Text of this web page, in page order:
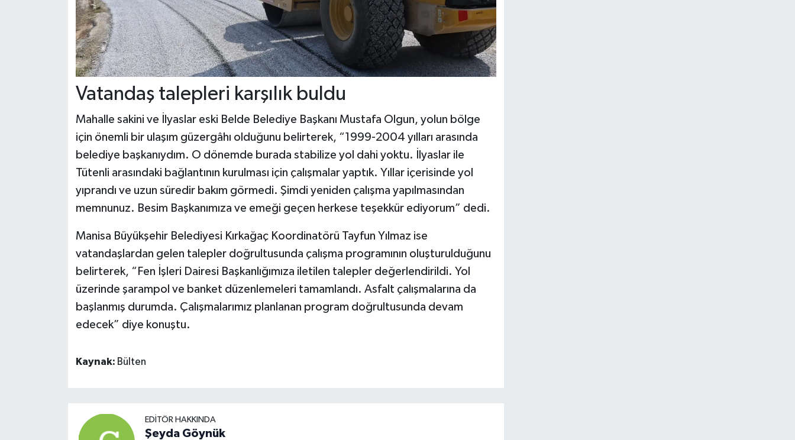
Vatandaş talepleri karşılık buldu
Mahalle sakini ve İlyaslar eski Belde Belediye Başkanı Mustafa Olgun, yolun bölge
için önemli bir ulaşım güzergâhı olduğunu belirterek, “1999-2004 yılları arasında
belediye başkanıydım. O dönemde burada stabilize yol dahi yoktu. İlyaslar ile
Tütenli arasındaki bağlantının kurulması için çalışmalar yaptık. Yıllar içerisinde yol
yıprandı ve uzun süredir bakım görmedi. Şimdi yeniden çalışma yapılmasından
memnunuz. Besim Başkanımıza ve emeği geçen herkese teşekkür ediyorum” dedi.
Manisa Büyükşehir Belediyesi Kırkağaç Koordinatörü Tayfun Yılmaz ise
vatandaşlardan gelen talepler doğrultusunda çalışma programının oluşturulduğunu
belirterek, “Fen İşleri Dairesi Başkanlığımıza iletilen talepler değerlendirildi. Yol
üzerinde şarampol ve banket düzenlemeleri tamamlandı. Asfalt çalışmalarına da
başlanmış durumda. Çalışmalarımız planlanan program doğrultusunda devam
edecek” diye konuştu.
Kaynak: Bülten
EDITÖR HAKKINDA
Şeyda Göynük